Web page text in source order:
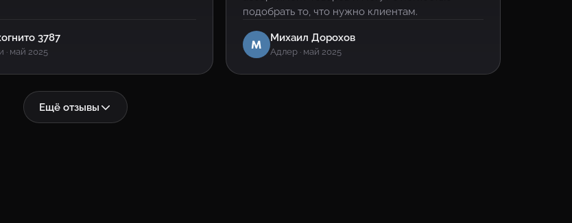
3787
· май 2025
подобрать то, что нужно клиентам.
М Михаил Дорохов
Адлер · май 2025
Ещё отзывы